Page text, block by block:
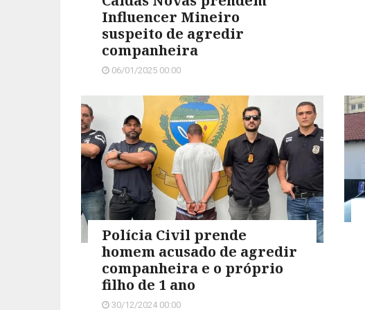
Influencer Mineiro
suspeito de agredir
companheira
06/01/2025 00:00
Polícia Civil prende
homem acusado de agredir
companheira e o próprio
filho de 1 ano
30/12/2024 00:00